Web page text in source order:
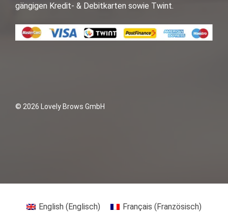
gängigen Kredit- & Debitkarten sowie Twint.
© 2026 Lovely Brows GmbH
English (Englisch) Français (Französisch)